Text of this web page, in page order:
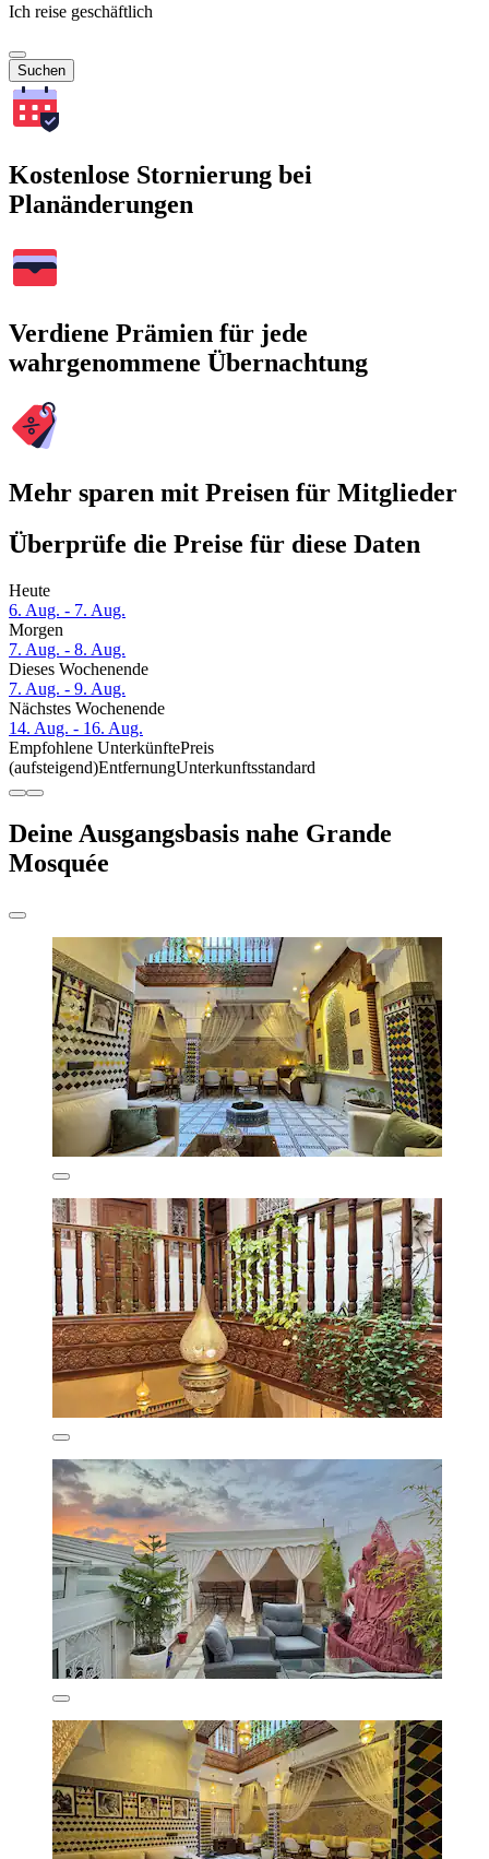
Ich reise geschäftlich
Suchen
Kostenlose Stornierung bei
Planänderungen
Verdiene Prämien für jede
wahrgenommene Übernachtung
Mehr sparen mit Preisen für Mitglieder
Überprüfe die Preise für diese Daten
Heute
6. Aug. - 7. Aug.
Morgen
7. Aug. - 8. Aug.
Dieses Wochenende
7. Aug. - 9. Aug.
Nächstes Wochenende
14. Aug. - 16. Aug.
Empfohlene UnterkünftePreis
(aufsteigend)EntfernungUnterkunftsstandard
Deine Ausgangsbasis nahe Grande
Mosquée